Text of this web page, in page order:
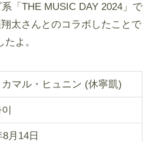
「THE MUSIC DAY 2024」で
太さんとのコラボしたことで
よ。
カマル・ヒュニン (休寧凱)
月14日